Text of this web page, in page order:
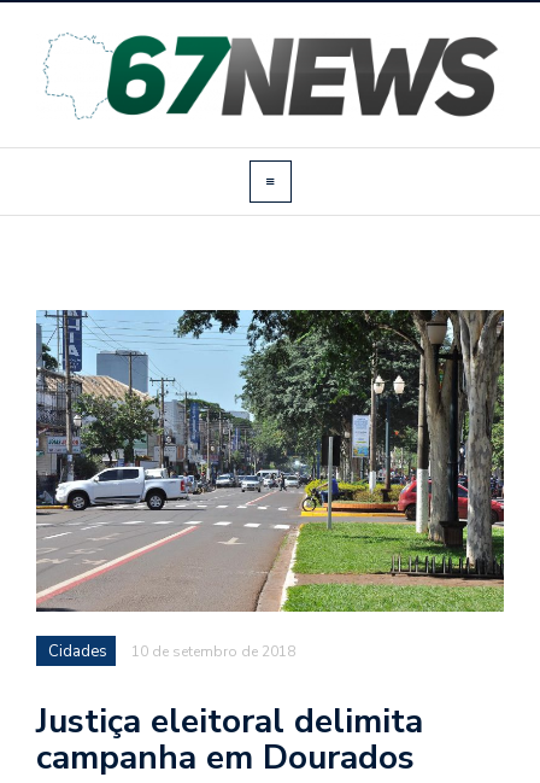
Cidades 10 de setembro de 2018
Justiça eleitoral delimita
campanha em Dourados